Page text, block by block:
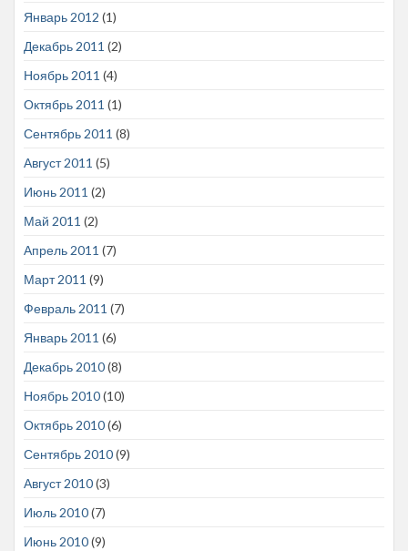
Январь 2012 (1)
Декабрь 2011 (2)
Ноябрь 2011 (4)
Октябрь 2011 (1)
Сентябрь 2011 (8)
Август 2011 (5)
Июнь 2011 (2)
Май 2011 (2)
Апрель 2011 (7)
Март 2011 (9)
Февраль 2011 (7)
Январь 2011 (6)
Декабрь 2010(8)
Ноябрь 2010(10)
Октябрь 2010(6)
Сентябрь 2010(9)
Август 2010(3)
Июль 2010(7)
Июнь 2010(9)